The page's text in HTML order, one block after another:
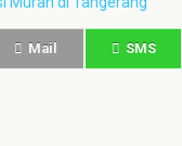
Mail SMS